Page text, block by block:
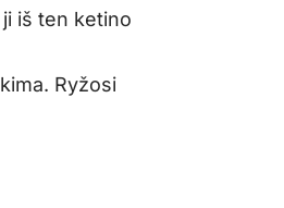
iš ten ketino
Ryžosi